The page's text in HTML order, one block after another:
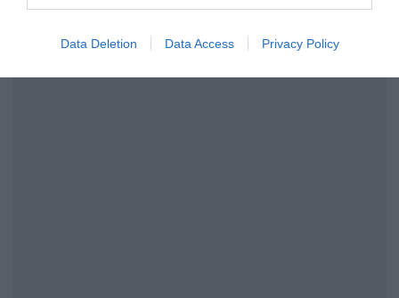
functionality and fraud prevention, and other
Data Deletion Data Access Privacy Policy